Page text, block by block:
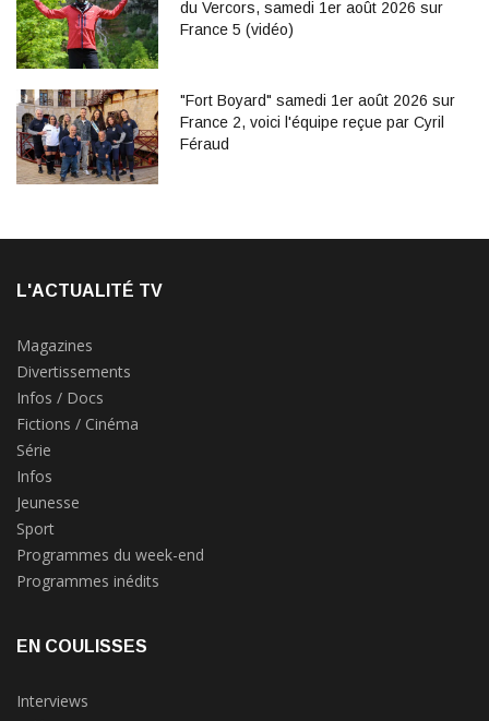
du Vercors, samedi 1er août 2026 sur
France 5 (vidéo)
"Fort Boyard" samedi 1er août 2026 sur
France 2, voici l'équipe reçue par Cyril
Féraud
L'ACTUALITÉ TV
Magazines
Divertissements
Infos / Docs
Fictions / Cinéma
Série
Infos
Jeunesse
Sport
Programmes du week-end
Programmes inédits
EN COULISSES
Interviews